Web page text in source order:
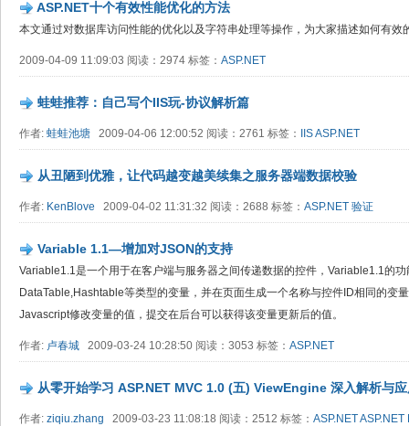
ASP.NET十个有效性能优化的方法
本文通过对数据库访问性能的优化以及字符串处理等操作，为大家描述如何有效
2009-04-09 11:09:03 阅读：2974 标签： ASP.NET
蛙蛙推荐：自己写个IIS玩-协议解析篇
作者: 蛙蛙池塘 2009-04-06 12:00:52 阅读：2761 标签： IISASP.NET
从丑陋到优雅，让代码越变越美续集之服务器端数据校验
作者: KenBlove 2009-04-02 11:31:32 阅读：2688 标签： ASP.NET 验证
Variable 1.1—增加对JSON的支持
Variable1.1是一个用于在客户端与服务器之间传递数据的控件，Variable1.1的
DataTable,Hashtable等类型的变量，并在页面生成一个名称与控件ID相同的变
Javascript修改变量的值，提交在后台可以获得该变量更新后的值。
作者: 卢春城 2009-03-24 10:28:50 阅读：3053 标签： ASP.NET
从零开始学习 ASP.NET MVC 1.0 (五) ViewEngine 深入解析与
作者: ziqiu.zhang 2009-03-23 11:08:18 阅读：2512 标签： ASP.NETASP.NET